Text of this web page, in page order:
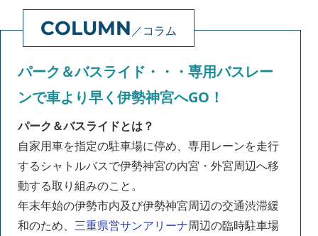
コラム
パーク＆バスライド・・・専用バスレー
ンで車より早く伊勢神宮へGO！
パーク＆バスライドとは？
自家用車を指定の駐車場に停め、専用レーンを走行
するシャトルバスで伊勢神宮の内宮・外宮周辺へ移
動する取り組みのこと。
年末年始の伊勢市内及び伊勢神宮周辺の交通渋滞緩
和のため、 三重県営サンアリーナ周辺の臨時駐車場